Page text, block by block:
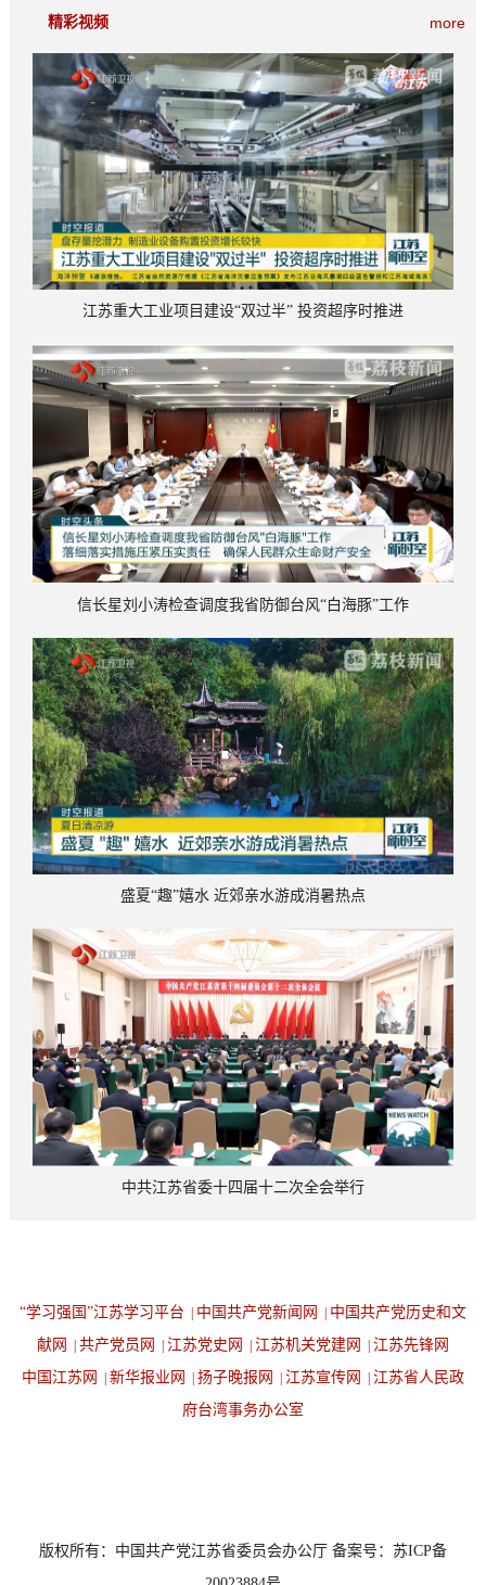
more
精彩视频
江苏重大工业项目建设“双过半” 投资超序时推进
信长星刘小涛检查调度我省防御台风“白海豚”工作
盛夏“趣”嬉水 近郊亲水游成消暑热点
中共江苏省委十四届十二次全会举行
“学习强国”江苏学习平台 中国共产党新闻网
中国共产党历史和文
献网
共产党员网 江苏党史网 江苏机关党建网
江苏先锋网
中国江苏网
新华报业网 扬子晚报网 江苏宣传网
江苏省人民政
府台湾事务办公室
版权所有：中国共产党江苏省委员会办公厅 备案号：苏ICP备